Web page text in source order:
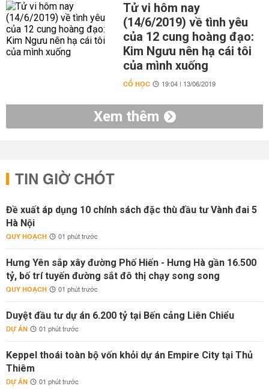
Tử vi hôm nay
(14/6/2019) về tình yêu
của 12 cung hoàng đạo:
Kim Ngưu nên hạ cái tôi
của mình xuống
CỔ HỌC 19:04 | 13/06/2019
Xem thêm
TIN GIỜ CHÓT
Đề xuất áp dụng 10 chính sách đặc thù đầu tư Vành đai 5
Hà Nội
QUY HOẠCH 01 phút trước
Hưng Yên sắp xây đường Phố Hiến - Hưng Hà gần 16.500
tỷ, bố trí tuyến đường sắt đô thị chạy song song
QUY HOẠCH 01 phút trước
Duyệt đầu tư dự án 6.200 tỷ tại Bến cảng Liên Chiểu
DỰ ÁN 01 phút trước
Keppel thoái toàn bộ vốn khỏi dự án Empire City tại Thủ
Thiêm
DỰ ÁN 01 phút trước